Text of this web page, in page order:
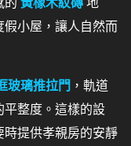
的 黃橡木紋磚 地
小屋，讓人自然而
玻璃推拉門 ，軌道
平整度。這樣的設
時提供孝親房的安靜